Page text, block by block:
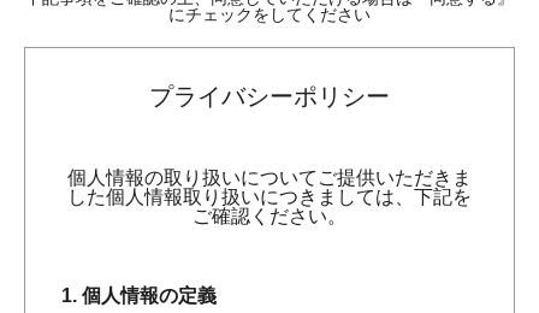
にチェックをしてください
プライバシーポリシー
個人情報の取り扱いについてご提供いただきま
した個人情報取り扱いにつきましては、下記を
ご確認ください。
1. 個人情報の定義